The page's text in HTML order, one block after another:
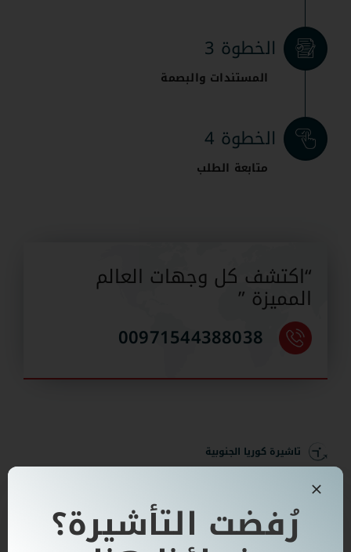
الخطوة 3
المستندات والبصمة
الخطوة 4
متابعة الطلب
“اكتشف كل وجهات العالم
المميزة ”
00971544388038
تاشيرة كوريا الجنوبية
تأشيرة كوريا الجنوبية للمقيمين
في الإمارات
رُفضت التأشيرة؟